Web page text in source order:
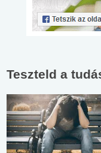
Teszteld a